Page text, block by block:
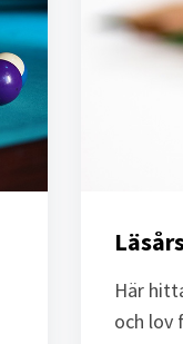
Här
och lov